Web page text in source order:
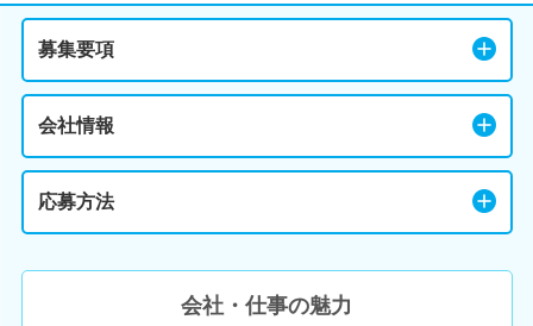
募集要項
会社情報
応募方法
会社・仕事の魅力